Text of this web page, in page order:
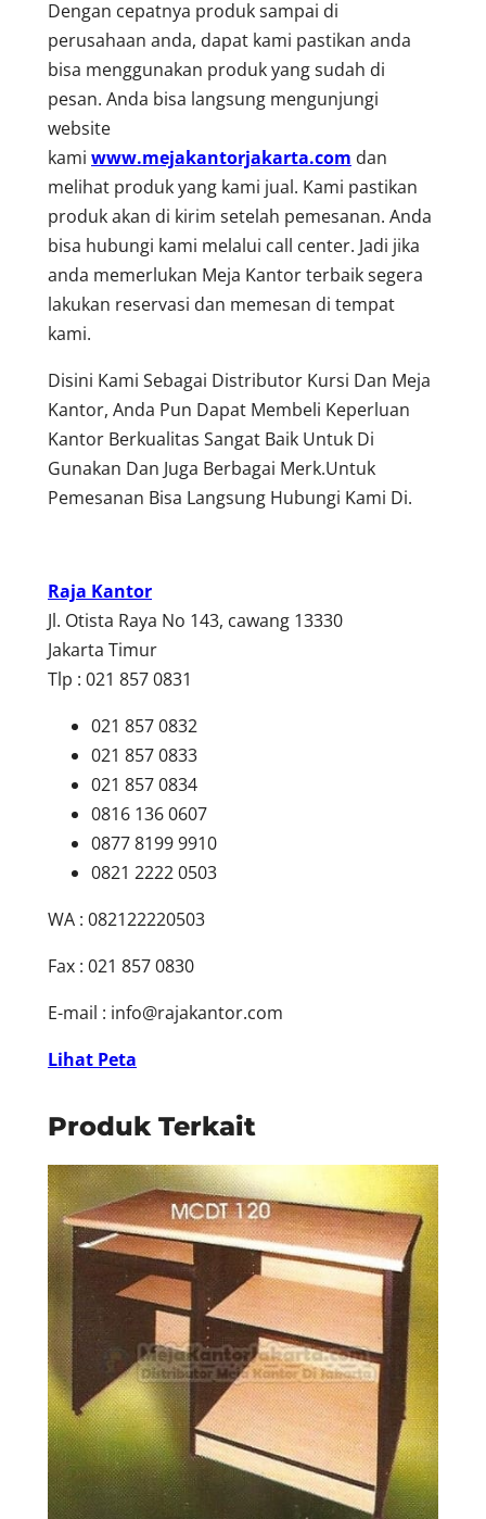
Dengan cepatnya produk sampai di
perusahaan anda, dapat kami pastikan anda
bisa menggunakan produk yang sudah di
pesan. Anda bisa langsung mengunjungi
website
kami www.mejakantorjakarta.com dan
melihat produk yang kami jual. Kami pastikan
produk akan di kirim setelah pemesanan. Anda
bisa hubungi kami melalui call center. Jadi jika
anda memerlukan Meja Kantor terbaik segera
lakukan reservasi dan memesan di tempat
kami.
Disini Kami Sebagai Distributor Kursi Dan Meja
Kantor, Anda Pun Dapat Membeli Keperluan
Kantor Berkualitas Sangat Baik Untuk Di
Gunakan Dan Juga Berbagai Merk.Untuk
Pemesanan Bisa Langsung Hubungi Kami Di.
Raja Kantor
Jl. Otista Raya No 143, cawang 13330
Jakarta Timur
Tlp : 021 857 0831
021 857 0832
021 857 0833
021 857 0834
0816 136 0607
0877 8199 9910
0821 2222 0503
WA : 082122220503
Fax : 021 857 0830
E-mail : info@rajakantor.com
Lihat Peta
Produk Terkait